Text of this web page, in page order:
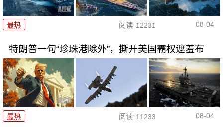
最热 阅读 12231 08-04
特朗普一句“珍珠港除外”，撕开美国霸权遮羞布
最热 阅读 11233 08-04